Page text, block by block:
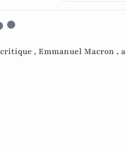
critique , Emmanuel Macron ,